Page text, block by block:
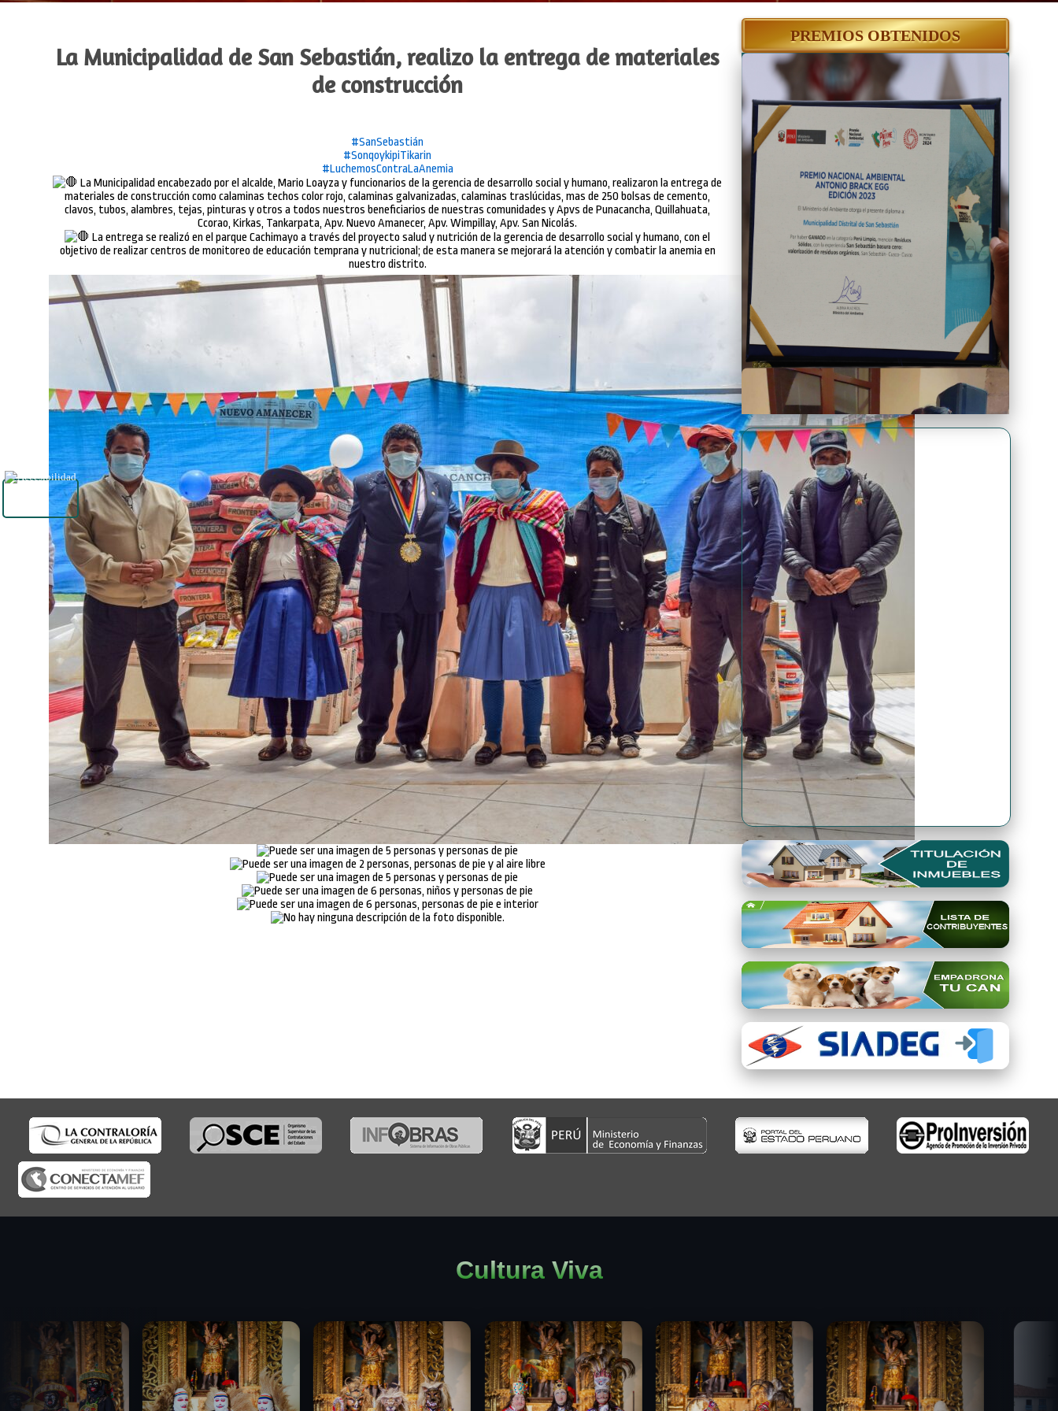
La Municipalidad de San Sebastián, realizo la entrega de materiales
de construcción
#SanSebastián
#SonqoykipiTikarin
#LuchemosContraLaAnemia
La Municipalidad encabezado por el alcalde, Mario Loayza y funcionarios de la gerencia de desarrollo social y humano, realizaron la entrega de
materiales de construcción como calaminas techos color rojo, calaminas galvanizadas, calaminas traslúcidas, mas de 250 bolsas de cemento,
clavos, tubos, alambres, tejas, pinturas y otros a todos nuestros beneficiarios de nuestras comunidades y Apvs de Punacancha, Quillahuata,
Ccorao, Kirkas, Tankarpata, Apv. Nuevo Amanecer, Apv. Wimpillay, Apv. San Nicolás.
La entrega se realizó en el parque Cachimayo a través del proyecto salud y nutrición de la gerencia de desarrollo social y humano, con el
objetivo de realizar centros de monitoreo de educación temprana y nutricional; de esta manera se mejorará la atención y combatir la anemia en
nuestro distrito.
PREMIOS OBTENIDOS
Premio Antonio Brack EGG
Premio Qori Gente 2024
Cultura Viva